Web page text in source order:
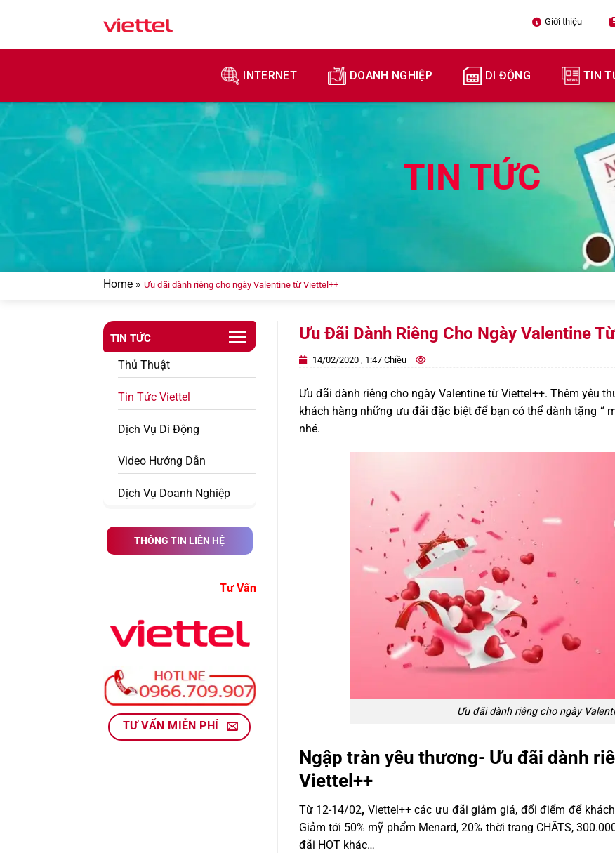
Giới thiệu
INTERNET DOANH NGHIỆP DI ĐỘNG TIN
TIN TỨC
Home » Ưu đãi dành riêng cho ngày Valentine từ Viettel++
TIN TỨC
Thủ Thuật
Tin Tức Viettel
Dịch Vụ Di Động
Video Hướng Dẫn
Dịch Vụ Doanh Nghiệp
THÔNG TIN LIÊN HỆ
TƯ VẤN MIỄN PHÍ
Ưu Đãi Dành Riêng Cho Ngày Valentine
14/02/2020 , 1:47 Chiều
Ưu đãi dành riêng cho ngày Valentine từ Viettel++. Thêm yêu
khách hàng những ưu đãi đặc biệt để bạn có thể dành tặng “
nhé.
Ưu đãi dành riêng cho ngày
Ngập tràn yêu thương- Ưu đãi dành
Viettel++
Từ 12-14/02, Viettel++ các ưu đãi giảm giá, đổi điểm để
Giảm tới 50% mỹ phẩm Menard, 20% thời trang CHÂTS,
đãi HOT khác…